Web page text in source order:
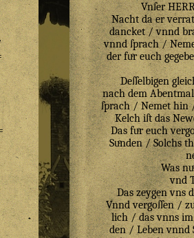
Vnſer
Nacht da er
dancket / vnnd
vnnd ſprach /
der fuͤr euch
Deſſelbigen
nach dem
ſprach / Nemet hin
Kelch iſt das
Das fuͤr euch
Suͤnden / Solchs
Was
vnd
Das zeygen vns
Vnnd vergoſſen /
lich / das vnns im
den / Leben vnnd